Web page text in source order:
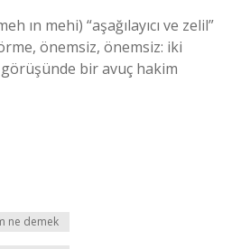
önemsiz, önemsiz: iki
bir avuç hakim
ne demek